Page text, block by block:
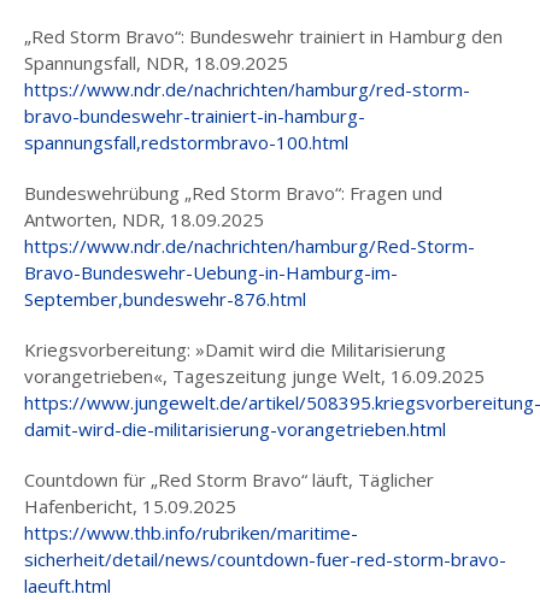
„Red Storm Bravo“: Bundeswehr trainiert in Hamburg den
Spannungsfall, NDR, 18.09.2025
https://www.ndr.de/nachrichten/hamburg/red-storm-
bravo-bundeswehr-trainiert-in-hamburg-
spannungsfall,redstormbravo-100.html
Bundeswehrübung „Red Storm Bravo“: Fragen und
Antworten, NDR, 18.09.2025
https://www.ndr.de/nachrichten/hamburg/Red-Storm-
Bravo-Bundeswehr-Uebung-in-Hamburg-im-
September,bundeswehr-876.html
Kriegsvorbereitung: »Damit wird die Militarisierung
vorangetrieben«, Tageszeitung junge Welt, 16.09.2025
https://www.jungewelt.de/artikel/508395.kriegsvorbereitung-
damit-wird-die-militarisierung-vorangetrieben.html
Countdown für „Red Storm Bravo“ läuft, Täglicher
Hafenbericht, 15.09.2025
https://www.thb.info/rubriken/maritime-
sicherheit/detail/news/countdown-fuer-red-storm-bravo-
laeuft.html